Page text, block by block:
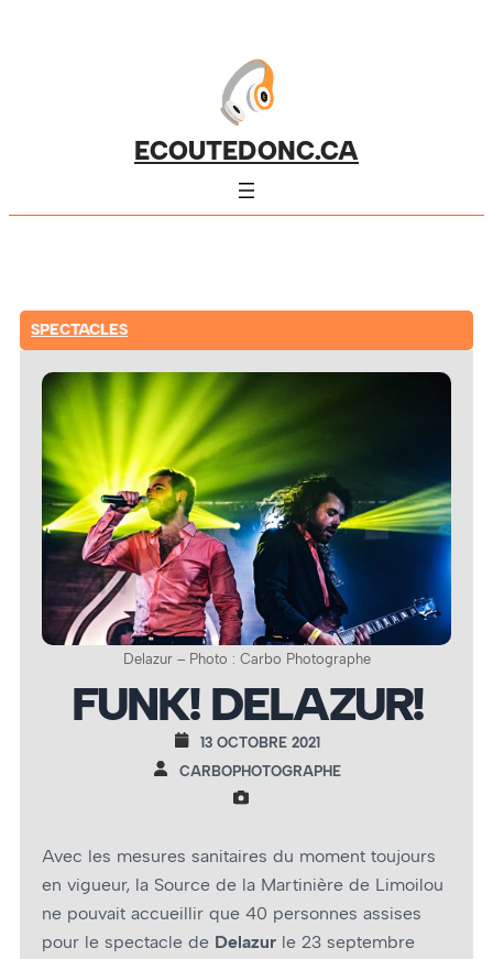
ECOUTEDONC.CA
SPECTACLES
Delazur – Photo : Carbo Photographe
FUNK! DELAZUR!
13 OCTOBRE 2021
CARBOPHOTOGRAPHE
Avec les mesures sanitaires du moment toujours
en vigueur, la Source de la Martinière de Limoilou
ne pouvait accueillir que 40 personnes assises
pour le spectacle de Delazur le 23 septembre